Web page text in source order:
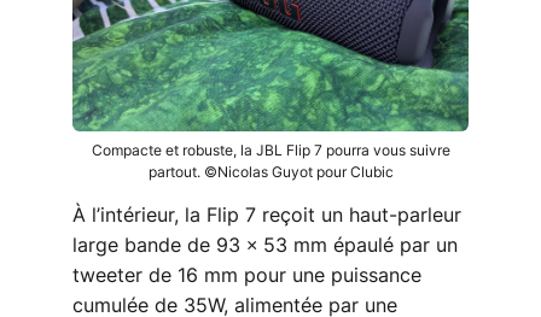
Compacte et robuste, la JBL Flip 7 pourra vous suivre
partout. ©Nicolas Guyot pour Clubic
À l’intérieur, la Flip 7 reçoit un haut-parleur
large bande de 93 × 53 mm épaulé par un
tweeter de 16 mm pour une puissance
cumulée de 35W, alimentée par une